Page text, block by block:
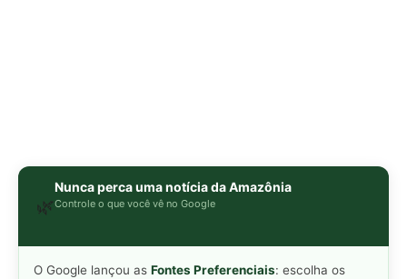
🌿
Nunca perca uma notícia da Amazônia
Controle o que você vê no Google
O Google lançou as Fontes Preferenciais: escolha os